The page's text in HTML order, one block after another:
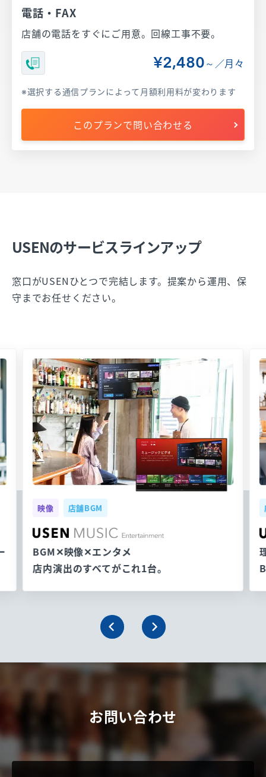
電話・FAX
店舗の電話をすぐにご用意。回線工事不要。
¥2,480～／月々
選択する通信プランによって月額利用料が変わります
このプランで問い合わせる
USENのサービスラインアップ
窓口がUSENひとつで完結します。提案から運用、保
守までお任せください。
映像 店舗BGM
BGM✕映像✕エンタメ
店内演出のすべてがこれ1台。
お問い合わせ